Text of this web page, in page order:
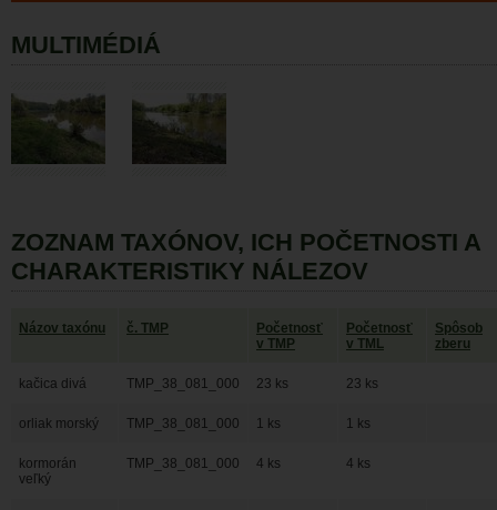
MULTIMÉDIÁ
ZOZNAM TAXÓNOV, ICH POČETNOSTI A
CHARAKTERISTIKY NÁLEZOV
Názov taxónu č. TMP
Početnosť
v TMP
Početnosť
v TML
Spôsob
zberu
kačica divá TMP_38_081_000 23 ks 23 ks
orliak morský TMP_38_081_000 1 ks 1 ks
kormorán
veľký
TMP_38_081_000 4 ks 4 ks